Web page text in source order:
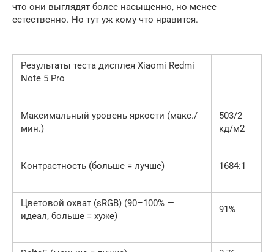
что они выглядят более насыщенно, но менее
естественно. Но тут уж кому что нравится.
Результаты теста дисплея Xiaomi Redmi
Note 5 Pro
Максимальный уровень яркости (макс./
мин.)
503/2
кд/м2
Контрастность (больше = лучше) 1684:1
Цветовой охват (sRGB) (90–100% —
идеал, больше = хуже)
91%